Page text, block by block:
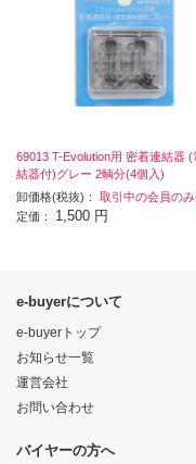
69013 T-Evolution用 密着連結器 (
結器付)グレー 2輌分(4個入)
卸価格(税抜)： 取引中の会員の
定価： 1,500 円
e-buyerについて
e-buyerトップ
お知らせ一覧
運営会社
お問い合わせ
バイヤーの方へ